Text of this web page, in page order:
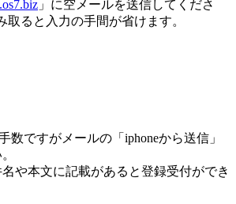
」に空メールを送信してくださ
取ると入力の手間が省けます。
数ですがメールの「iphoneから送信」
や本文に記載があると登録受付ができ